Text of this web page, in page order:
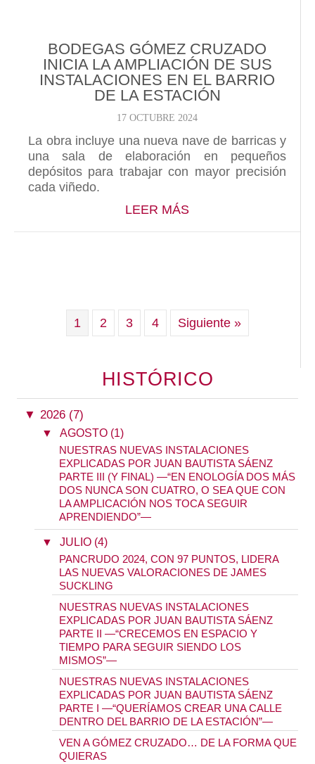
BODEGAS GÓMEZ CRUZADO
INICIA LA AMPLIACIÓN DE SUS
INSTALACIONES EN EL BARRIO
DE LA ESTACIÓN
17 OCTUBRE 2024
La obra incluye una nueva nave de barricas y
una sala de elaboración en pequeños
depósitos para trabajar con mayor precisión
cada viñedo.
LEER MÁSABOUT BODEGAS
1 2 3 4 Siguiente »
HISTÓRICO
▼ 2026 (7)
▼ AGOSTO (1)
NUESTRAS NUEVAS INSTALACIONES
EXPLICADAS POR JUAN BAUTISTA SÁENZ
PARTE III (Y FINAL) —“EN ENOLOGÍA DOS MÁS
DOS NUNCA SON CUATRO, O SEA QUE CON
LA AMPLICACIÓN NOS TOCA SEGUIR
APRENDIENDO”—
▼ JULIO (4)
PANCRUDO 2024, CON 97 PUNTOS, LIDERA
LAS NUEVAS VALORACIONES DE JAMES
SUCKLING
NUESTRAS NUEVAS INSTALACIONES
EXPLICADAS POR JUAN BAUTISTA SÁENZ
PARTE II —“CRECEMOS EN ESPACIO Y
TIEMPO PARA SEGUIR SIENDO LOS
MISMOS”—
NUESTRAS NUEVAS INSTALACIONES
EXPLICADAS POR JUAN BAUTISTA SÁENZ
PARTE I —“QUERÍAMOS CREAR UNA CALLE
DENTRO DEL BARRIO DE LA ESTACIÓN”—
VEN A GÓMEZ CRUZADO… DE LA FORMA QUE
QUIERAS